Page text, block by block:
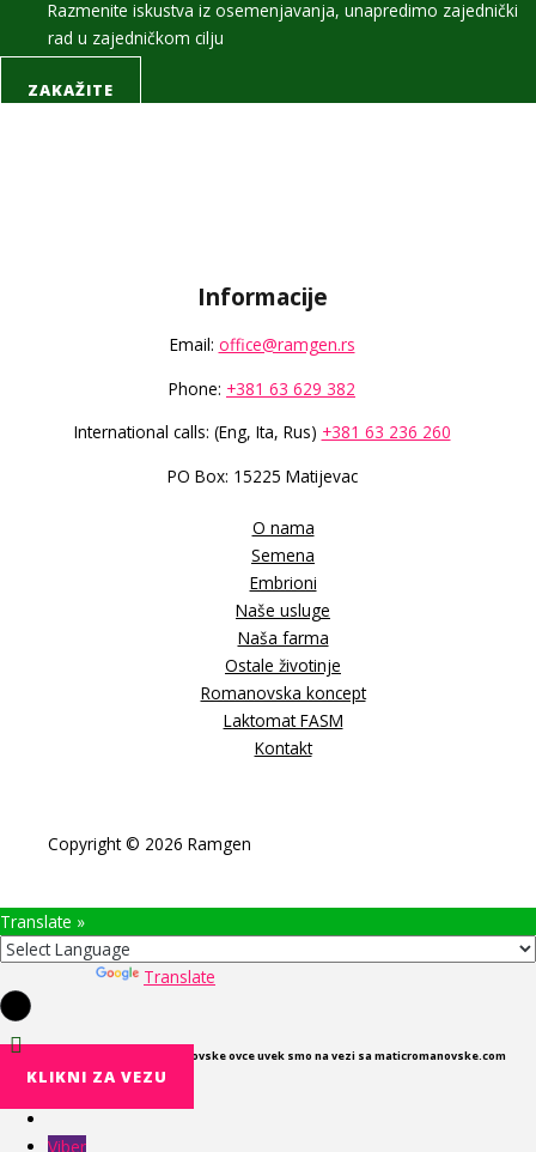
Razmenite iskustva iz osemenjavanja, unapredimo zajednički
rad u zajedničkom cilju
ZAKAŽITE
Informacije
Email: office@ramgen.rs
Phone: +381 63 629 382
International calls: (Eng, Ita, Rus) +381 63 236 260
PO Box: 15225 Matijevac
O nama
Semena
Embrioni
Naše usluge
Naša farma
Ostale životinje
Romanovska koncept
Laktomat FASM
Kontakt
Copyright © 2026 Ramgen
Translate »
Translate
U cilju boljeg upoznavanja Romanovske ovce uvek smo na vezi sa maticromanovske.com
KLIKNI ZA VEZU
Viber